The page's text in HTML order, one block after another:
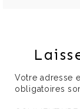
Votre adresse
obligatoires